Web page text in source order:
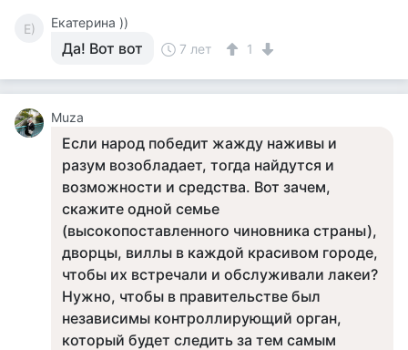
Е) Екатерина ))
Да! Вот вот 7 лет 1
Muza
Если народ победит жажду наживы и
разум возобладает, тогда найдутся и
возможности и средства. Вот зачем,
скажите одной семье
(высокопоставленного чиновника страны),
дворцы, виллы в каждой красивом городе,
чтобы их встречали и обслуживали лакеи?
Нужно, чтобы в правительстве был
независимы контроллирующий орган,
который будет следить за тем самым